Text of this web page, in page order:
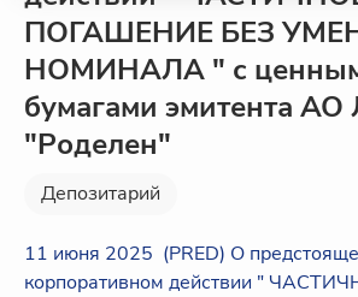
ПОГАШЕНИЕ БЕЗ
НОМИНАЛА " с
бумагами эмитента АО
"Роделен"
Депозитарий
11 июня 2025 (PRED) О
корпоративном действии "